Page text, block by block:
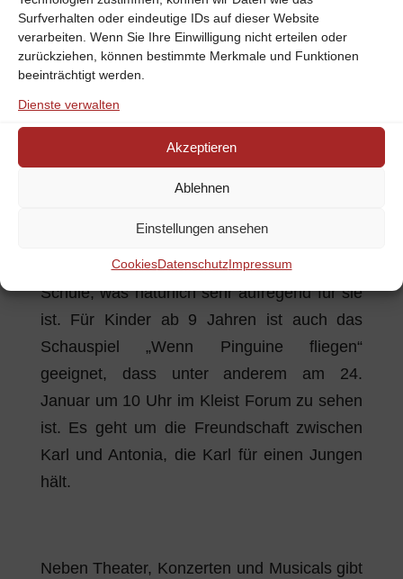
Surfverhalten oder eindeutige IDs auf dieser Website
verarbeiten. Wenn Sie Ihre Einwilligung nicht erteilen oder
zurückziehen, können bestimmte Merkmale und Funktionen
beeinträchtigt werden.
Dienste verwalten
Akzeptieren
Ablehnen
Einstellungen ansehen
CookiesDatenschutzImpressum
einer Naturkatastrophe die Gesellschaft neu
aufbauen müssen.
Wenn Ihr Kind Musicals mag, könnte „Conni
– Das Schulmusical“ die richtige
Abwechslung während Ihres Besuchs in
Hotel in Frankfurt-Oder
20. Januar um 16 bringt das Ensemble des
Messehalle auf die Bühne. In „Conni – Das
Schulmusical“ kommt die kleine Conni in die
Schule, was natürlich sehr aufregend für sie
ist. Für Kinder ab 9 Jahren ist auch das
Schauspiel „Wenn Pinguine fliegen“
geeignet, dass unter anderem am 24.
Januar um 10 Uhr im Kleist Forum zu sehen
ist. Es geht um die Freundschaft zwischen
Karl und Antonia, die Karl für einen Jungen
hält.
Neben Theater, Konzerten und Musicals gibt